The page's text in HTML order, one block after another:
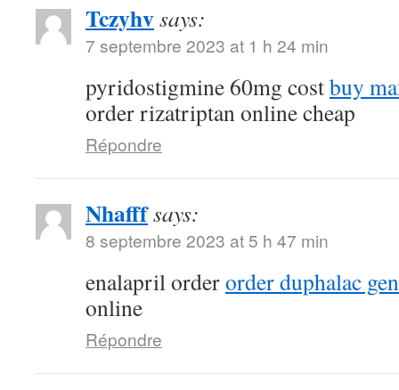
Tczyhvsays:
7 septembre 2023 at 1 h 24 min
pyridostigmine 60mg costbuy
order rizatriptan online cheap
Répondre
Nhafffsays:
8 septembre 2023 at 5 h 47 min
enalapril orderorder duphalac
online
Répondre